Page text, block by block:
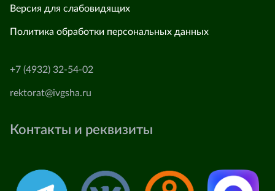
Версия для слабовидящих
Политика обработки персональных данных
+7 (4932) 32-54-02
rektorat@ivgsha.ru
Контакты и реквизиты